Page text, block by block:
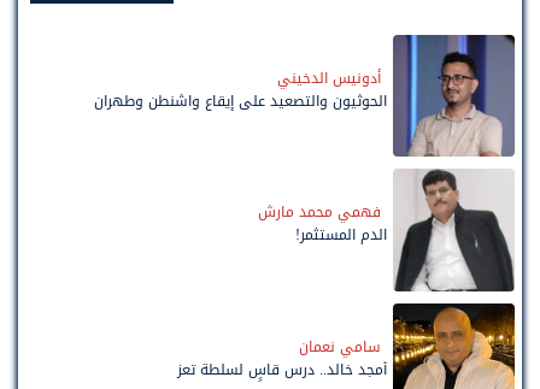
أدونيس الدخيني
الحوثيون والتصعيد على إيقاع واشنطن وطهران
فهمي محمد مارش
الدم المستثمر!
سامي نعمان
أمجد خالد.. درس قاسٍ لسلطة تعز